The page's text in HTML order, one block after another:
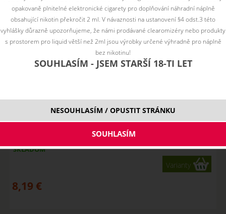
ČISTÝ TABAK / Bright Tobacco - LIQUA Elements 10 ml
SKLADOM
Varianty
8,19 €
opakovaně plnitelné elektronické cigarety pro doplňování náhradní náplně
obsahující nikotin překročit 2 ml. V návaznosti na ustanovení §4 odst.3 této
vyhlášky důrazně upozorňujeme, že námi prodávané clearomizéry nebo produkty
s prostorem pro liquid větší než 2ml jsou výrobky určené výhradně pro náplně
bez nikotinu!
SOUHLASÍM - JSEM STARŠÍ 18-TI LET
NESOUHLASÍM / OPUSTIT STRÁNKU